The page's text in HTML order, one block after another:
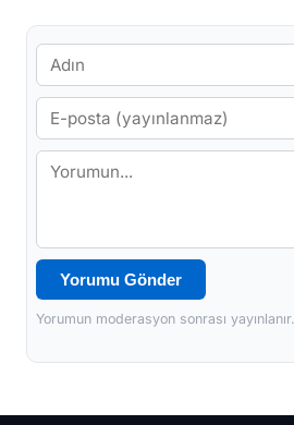
Yorumu Gönder
Yorumun moderasyon sonrası yayınlanır.